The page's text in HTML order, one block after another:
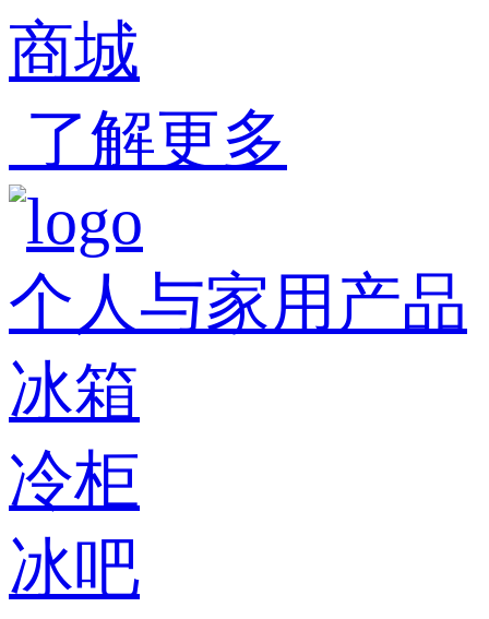
商城
了解更多
个人与家用产品
冰箱
冷柜
冰吧